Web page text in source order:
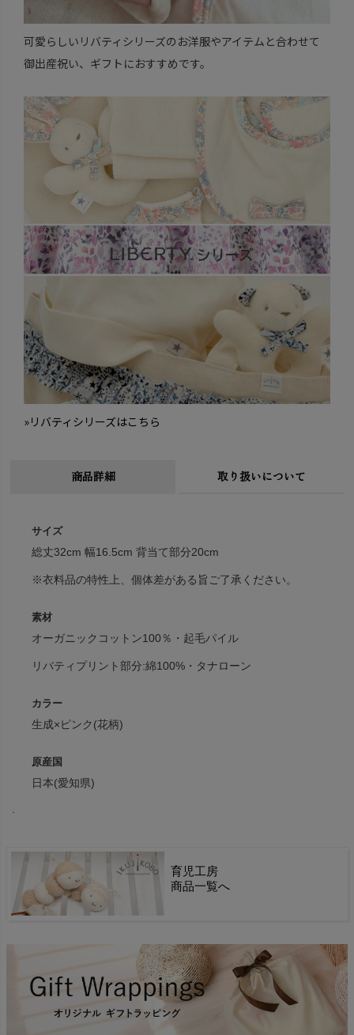
可愛らしいリバティシリーズのお洋服やアイテムと合わせて
御出産祝い、ギフトにおすすめです。
»リバティシリーズはこちら
商品詳細 取り扱いについて
サイズ
総丈32cm 幅16.5cm 背当て部分20cm
※衣料品の特性上、個体差がある旨ご了承ください。
素材
オーガニックコットン100％・起毛パイル
リバティプリント部分:綿100%・タナローン
カラー
生成×ピンク(花柄)
原産国
日本(愛知県)
育児工房
商品一覧へ